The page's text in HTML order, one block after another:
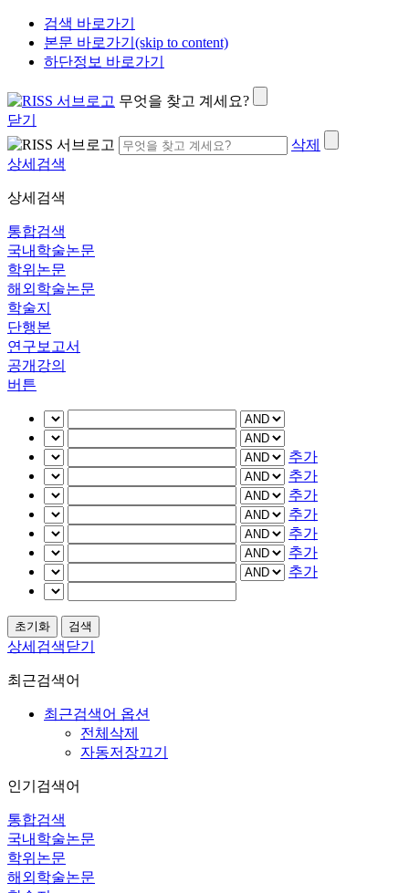
검색 바로가기
본문 바로가기(skip to content)
하단정보 바로가기
무엇을 찾고 계세요?
닫기
삭제
상세검색
상세검색
통합검색
국내학술논문
학위논문
해외학술논문
학술지
단행본
연구보고서
공개강의
버튼
추가
추가
추가
추가
추가
추가
추가
상세검색닫기
최근검색어
최근검색어 옵션
전체삭제
자동저장끄기
인기검색어
통합검색
국내학술논문
학위논문
해외학술논문